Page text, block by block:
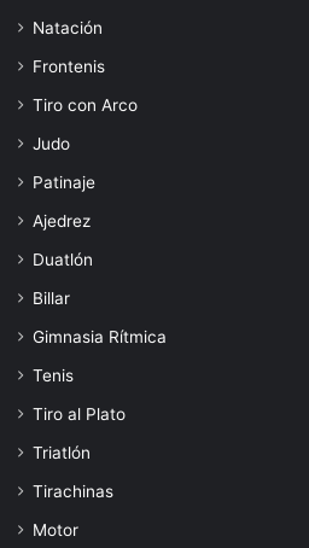
Natación
Frontenis
Tiro con Arco
Judo
Patinaje
Ajedrez
Duatlón
Billar
Gimnasia Rítmica
Tenis
Tiro al Plato
Triatlón
Tirachinas
Motor